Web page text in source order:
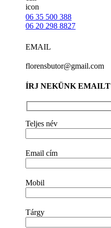
06 35 500 388
06 20 298 8827
EMAIL
florensbutor@gmail.com
ÍRJ NEKÜNK EMAILT
Teljes név
Email cím
Mobil
Tárgy